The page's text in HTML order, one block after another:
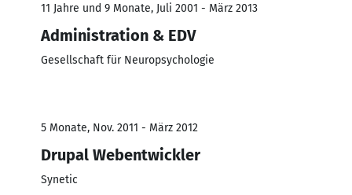
11 Jahre und 9 Monate, Juli 2001 - März 2013
Administration & EDV
Gesellschaft für Neuropsychologie
5 Monate, Nov. 2011 - März 2012
Drupal Webentwickler
Synetic